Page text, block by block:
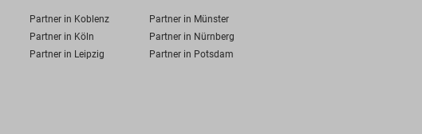
Partner in Koblenz
Partner in Münster
Partner in Köln
Partner in Nürnberg
Partner in Leipzig Partner in Potsdam